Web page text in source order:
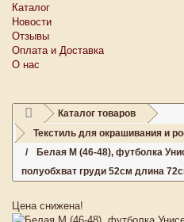
Каталог
Новости
Отзывы
Оплата и Доставка
О нас
Каталог товаров
Текстиль для окрашивания и
Белая M (46-48), футболка
полуобхват груди 52см длина
Цена снижена!